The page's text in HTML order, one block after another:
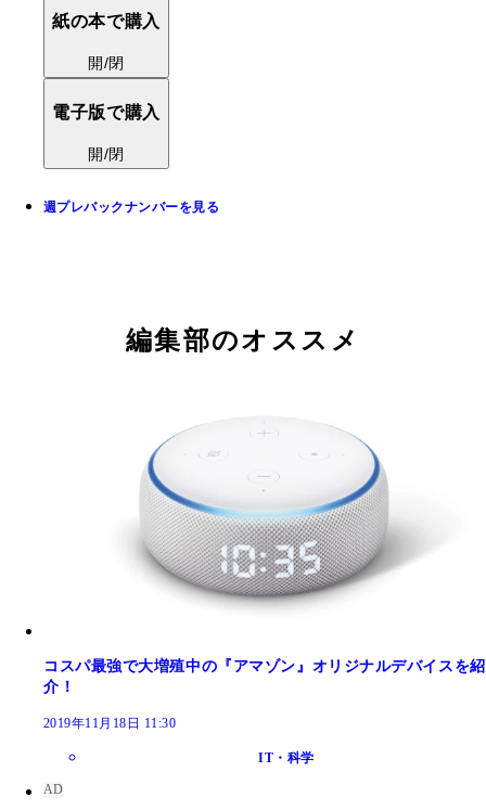
紙の本で購入
開/閉
電子版で購入
開/閉
週プレバックナンバーを見る
編集部のオススメ
コスパ最強で大増殖中の『アマゾン』オリジナルデバイスを紹
介！
2019年11月18日 11:30
IT・科学